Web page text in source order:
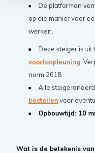
De platformen
op die manier voor
werken.
Deze steiger is uit
voorloopleuning.
norm 2018
Alle
bestellen voor
Opbouwtijd: 10
Wat is de betekenis